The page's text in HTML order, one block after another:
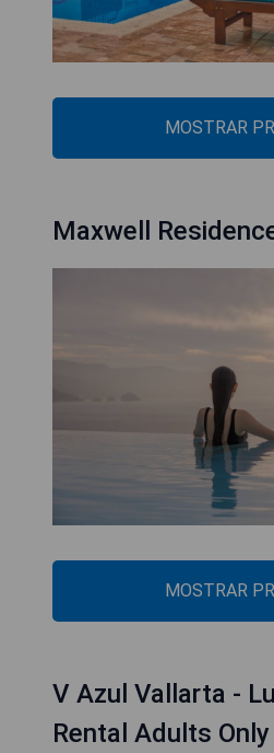
MOSTRAR
Maxwell
MOSTRAR
V Azul Vallarta -
Rental Adults Only